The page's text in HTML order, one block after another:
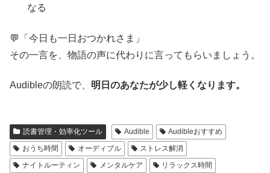
なる
💬「今日も一日おつかれさま」
その一言を、物語の声に代わりに言ってもらいましょう。
Audibleの朗読で、 明日のあなたが少し軽くなります。
読書管理・効率化ツール Audible
Audibleおすすめ
おうち時間
オーディブル
ストレス解消
ナイトルーティン
メンタルケア
リラックス時間